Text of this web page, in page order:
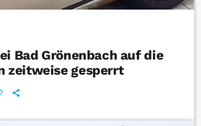
Bad Grönenbach auf die
zeitweise gesperrt